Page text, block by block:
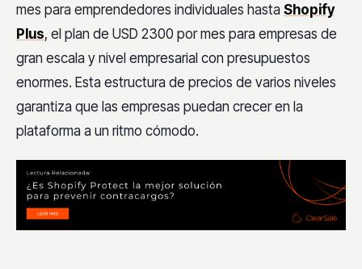
mes para emprendedores individuales hasta Shopify
Plus, el plan de USD 2300 por mes para empresas de
gran escala y nivel empresarial con presupuestos
enormes. Esta estructura de precios de varios niveles
garantiza que las empresas puedan crecer en la
plataforma a un ritmo cómodo.